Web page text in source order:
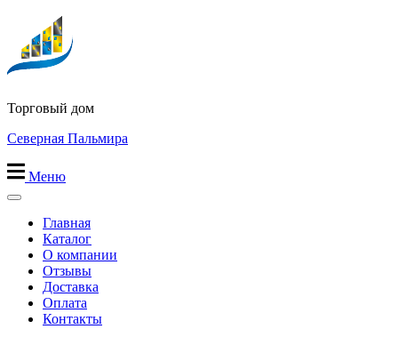
содержимому
Торговый дом
Северная Пальмира
Меню
Главная
Каталог
О компании
Отзывы
Доставка
Оплата
Контакты